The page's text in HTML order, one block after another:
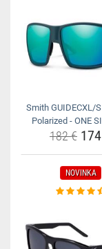
Smith GUIDECXL/
Polarized - ONE
182 €
NOVINKA